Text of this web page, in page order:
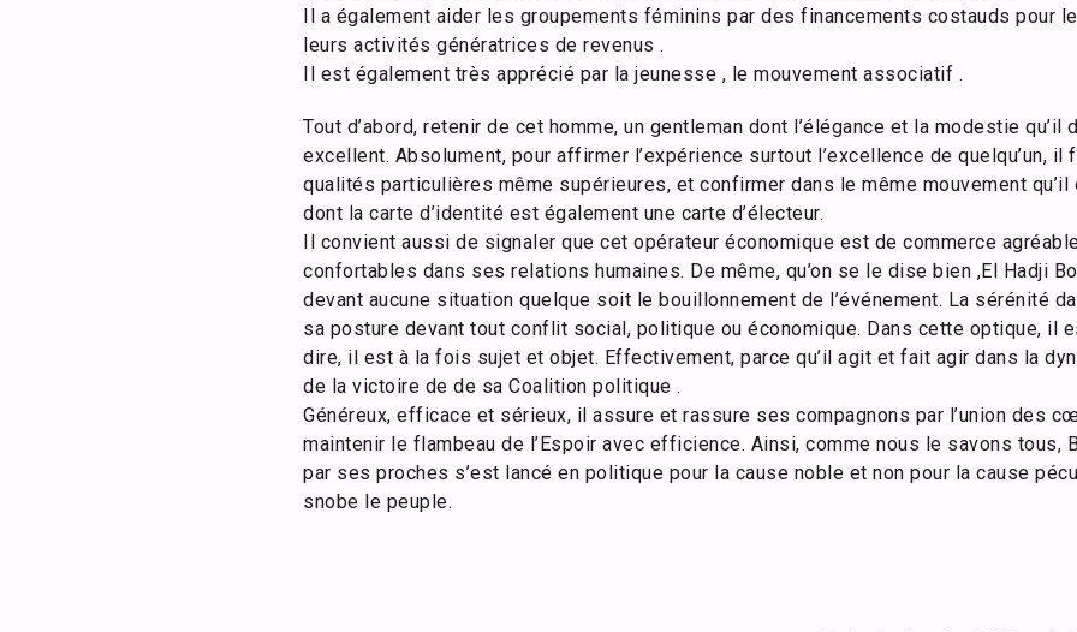
Il a également aider les groupements féminins par des financements costauds pour
leurs activités génératrices de revenus .
Il est également très apprécié par la jeunesse , le mouvement associatif .
Tout d’abord, retenir de cet homme, un gentleman dont l’élégance et la modestie qu’il
excellent. Absolument, pour affirmer l’expérience surtout l’excellence de quelqu’un, il
qualités particulières même supérieures, et confirmer dans le même mouvement
dont la carte d’identité est également une carte d’électeur.
Il convient aussi de signaler que cet opérateur économique est de commerce
confortables dans ses relations humaines. De même, qu’on se le dise bien ,El Hadji
devant aucune situation quelque soit le bouillonnement de l’événement. La sérénité
sa posture devant tout conflit social, politique ou économique. Dans cette optique, il
dire, il est à la fois sujet et objet. Effectivement, parce qu’il agit et fait agir dans la
de la victoire de de sa Coalition politique .
Généreux, efficace et sérieux, il assure et rassure ses compagnons par l’union des
maintenir le flambeau de l’Espoir avec efficience. Ainsi, comme nous le savons tous,
par ses proches s’est lancé en politique pour la cause noble et non pour la cause
snobe le peuple.